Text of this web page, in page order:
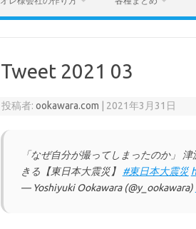
Tweet 2021 03
投稿者:ookawara.com 2021年3月31日
「なぜ自分が撮ってしまったのか」
きる【東日本大震災】 #東日本大震災
— Yoshiyuki Ookawara (@y_ookawara)